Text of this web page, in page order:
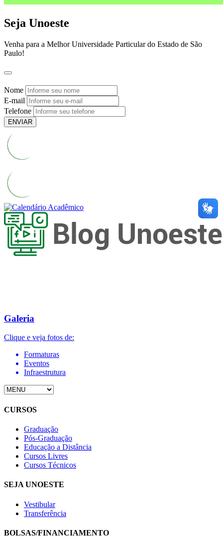
Seja Unoeste
Venha para a Melhor Universidade Particular do Estado de São
Paulo!
Nome
E-mail
Telefone
ENVIAR
Galeria
Clique e veja fotos de:
Formaturas
Eventos
Infraestrutura
CURSOS
Graduação
Pós-Graduação
Educação a Distância
Cursos Livres
Cursos Técnicos
SEJA UNOESTE
Vestibular
Transferência
BOLSAS/FINANCIAMENTO